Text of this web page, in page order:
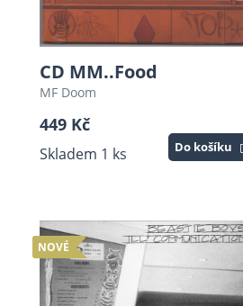
CD MM..Food
MF Doom
449 Kč
Skladem 1 ks Do košíku
NOVÉ